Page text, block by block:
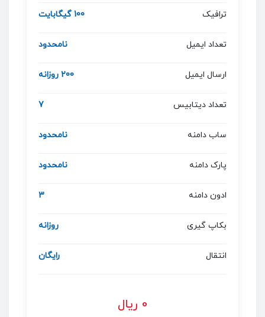
100 گیگابایت ترافیک
نامحدود تعداد ایمیل
200 روزانه ارسال ایمیل
7 تعداد دیتابیس
نامحدود ساب دامنه
نامحدود پارک دامنه
3 ادون دامنه
روزانه بکاپ گیری
رایگان انتقال
0 ریال